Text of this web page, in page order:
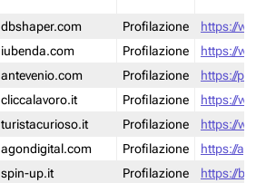
dbshaper.com Profilazione
https://
iubenda.com Profilazione
https://
antevenio.com Profilazione
https://
cliccalavoro.it Profilazione
https://
turistacurioso.it Profilazione
https://
agondigital.com Profilazione
https://
spin-up.it Profilazione https://